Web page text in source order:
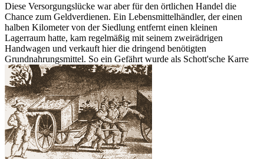
Diese Versorgungslücke war aber für den örtlichen Handel die
Chance zum Geldverdienen. Ein Lebensmittelhändler, der einen
halben Kilometer von der Siedlung entfernt einen kleinen
Lagerraum hatte, kam regelmäßig mit seinem zweirädrigen
Handwagen und verkauft hier die dringend benötigten
Grundnahrungsmittel. So ein Gefährt wurde als Schott'sche Karre